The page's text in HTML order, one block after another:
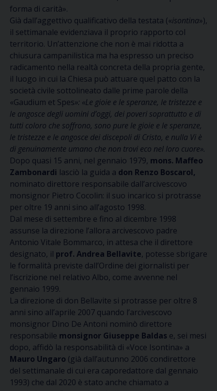
forma di carità».
Già dall’aggettivo qualificativo della testata («isontina»),
il settimanale evidenziava il proprio rapporto col
territorio. Un’attenzione che non è mai ridotta a
chiusura campanilistica ma ha espresso un preciso
radicamento nella realtà concreta della propria gente,
il luogo in cui la Chiesa può attuare quel patto con la
società civile sottolineato dalle prime parole della
«Gaudium et Spes»: «Le gioie e le speranze, le tristezze e
le angosce degli uomini d’oggi, dei poveri soprattutto e di
tutti coloro che soffrono, sono pure le gioie e le speranze,
le tristezze e le angosce dei discepoli di Cristo, e nulla Vi è
di genuinamente umano che non trovi eco nel loro cuore».
Dopo quasi 15 anni, nel gennaio 1979, mons. Maffeo
Zambonardi lasciò la guida a don Renzo Boscarol,
nominato direttore responsabile dall’arcivescovo
monsignor Pietro Cocolin: il suo incarico si protrasse
per oltre 19 anni sino all’agosto 1998.
Dal mese di settembre e fino al dicembre 1998
assunse la direzione l’allora arcivescovo padre
Antonio Vitale Bommarco, in attesa che il direttore
designato, il prof. Andrea Bellavite, potesse sbrigare
le formalità previste dall’Ordine dei giornalisti per
l’iscrizione nel relativo Albo, come avvenne nel
gennaio 1999.
La direzione di don Bellavite si protrasse per oltre 8
anni sino all’aprile 2007 quando l’arcivescovo
monsignor Dino De Antoni nominò direttore
responsabile monsignor Giuseppe Baldas e, sei mesi
dopo, affidò la responsabilità di «Voce Isontina» a
Mauro Ungaro (già dall’autunno 2006 condirettore
del settimanale di cui era caporedattore dal gennaio
1993) che dal 2020 è stato anche chiamato a